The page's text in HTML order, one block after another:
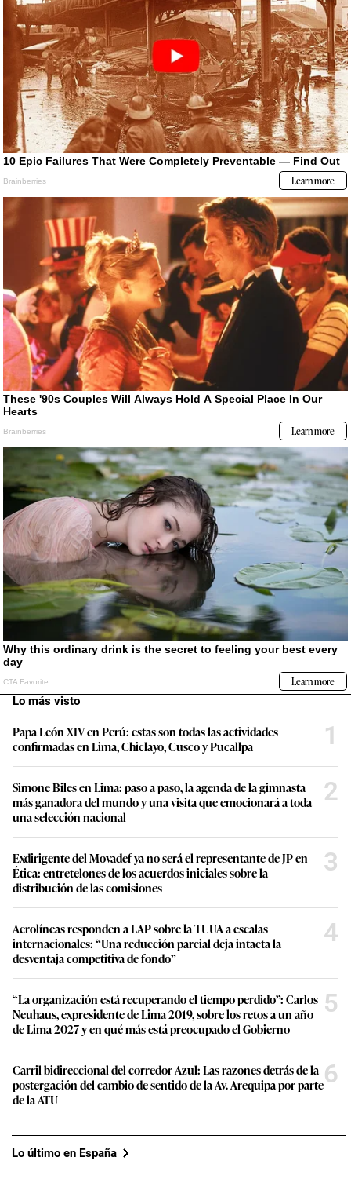
Lo más visto
Papa León XIV en Perú: estas son todas las actividades
confirmadas en Lima, Chiclayo, Cusco y Pucallpa
1
Simone Biles en Lima: paso a paso, la agenda de la gimnasta
más ganadora del mundo y una visita que emocionará a toda
una selección nacional
2
Exdirigente del Movadef ya no será el representante de JP en
Ética: entretelones de los acuerdos iniciales sobre la
distribución de las comisiones
3
Aerolíneas responden a LAP sobre la TUUA a escalas
internacionales: “Una reducción parcial deja intacta la
desventaja competitiva de fondo”
4
“La organización está recuperando el tiempo perdido”: Carlos
Neuhaus, expresidente de Lima 2019, sobre los retos a un año
de Lima 2027 y en qué más está preocupado el Gobierno
5
Carril bidireccional del corredor Azul: Las razones detrás de la
postergación del cambio de sentido de la Av. Arequipa por parte
de la ATU
6
Lo último en España